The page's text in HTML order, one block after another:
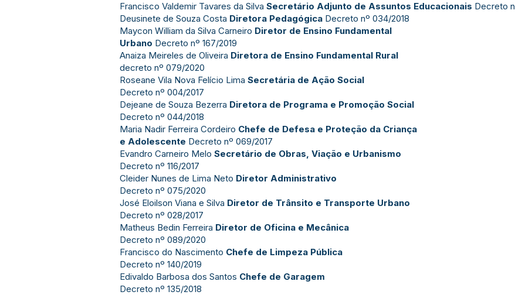
Francisco Valdemir Tavares da Silva Secretário Adjunto de Assuntos Educacionais Decreto
Deusinete de Souza Costa Diretora Pedagógica Decreto nº 034/2018
Maycon William da Silva Carneiro Diretor de Ensino Fundamental
Urbano Decreto nº 167/2019
Anaiza Meireles de Oliveira Diretora de Ensino Fundamental Rural
decreto nº 079/2020
Roseane Vila Nova Felício Lima Secretária de Ação Social
Decreto nº 004/2017
Dejeane de Souza Bezerra Diretora de Programa e Promoção Social
Decreto nº 044/2018
Maria Nadir Ferreira Cordeiro Chefe de Defesa e Proteção da Criança
e Adolescente Decreto nº 069/2017
Evandro Carneiro Melo Secretário de Obras, Viação e Urbanismo
Decreto nº 116/2017
Cleider Nunes de Lima Neto Diretor Administrativo
Decreto nº 075/2020
José Eloilson Viana e Silva Diretor de Trânsito e Transporte Urbano
Decreto nº 028/2017
Matheus Bedin Ferreira Diretor de Oficina e Mecânica
Decreto nº 089/2020
Francisco do Nascimento Chefe de Limpeza Pública
Decreto nº 140/2019
Edivaldo Barbosa dos Santos Chefe de Garagem
Decreto nº 135/2018